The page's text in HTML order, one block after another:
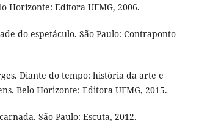
Horizonte: Editora UFMG, 2006.
do espetáculo. São Paulo: Contraponto
Diante do tempo: história da arte e
Belo Horizonte: Editora UFMG, 2015.
São Paulo: Escuta, 2012.